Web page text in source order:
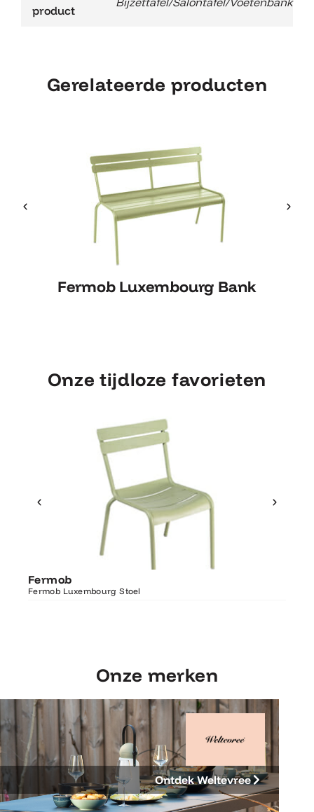
product
Gerelateerde producten
Fermob Luxembourg Bank
Fermob Luxembourg Bank
Onze tijdloze favorieten
Fermob
Fermob Luxembourg Stoel
Ontdek Fermob
Luxembourg Stoel
Onze merken
Ontdek Weltevree